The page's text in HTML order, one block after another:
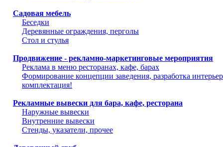
Садовая мебель
Беседки
Деревянные ограждения, перголы
Стол и стулья
Продвижение - рекламно-маркетинговые мероприятия
Реклама в меню ресторанах, кафе, барах
Формирование концепции заведения, разработка
комплектация!
Рекламные вывески для бара, кафе, ресторана
Наружные вывески
Внутренние вывески
Стенды, указатели, прочее